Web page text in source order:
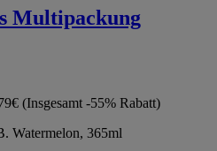
Multipackung
(Insgesamt -55% Rabatt)
Watermelon, 365ml